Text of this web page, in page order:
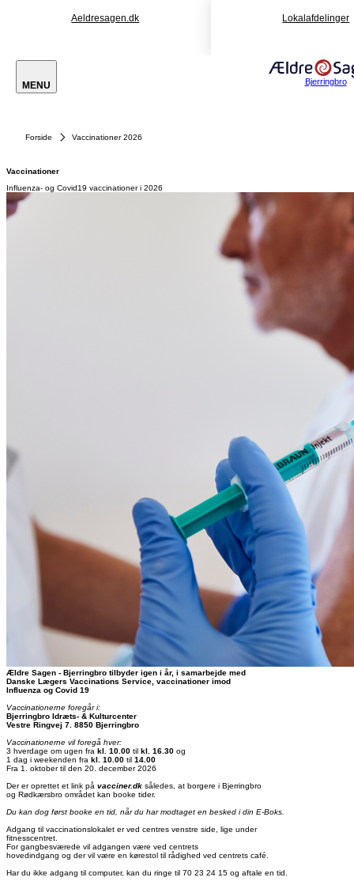
Aeldresagen.dk Lokalafdelinger
MENU Bjerringbro
Forside Vaccinationer 2026
Vaccinationer
Influenza- og Covid19 vaccinationer i 2026
Ældre Sagen - Bjerringbro tilbyder igen i år, i samarbejde med
Danske Lægers Vaccinations Service, vaccinationer imod
Influenza og Covid 19
Vaccinationerne foregår i:
Bjerringbro Idræts- & Kulturcenter
Vestre Ringvej 7. 8850 Bjerringbro
Vaccinationerne vil foregå hver:
3 hverdage om ugen fra kl. 10.00 til kl. 16.30 og
1 dag i weekenden fra kl. 10.00 til 14.00
Fra 1. oktober til den 20. december 2026
Der er oprettet et link på vacciner.dk således, at borgere i Bjerringbro
og Rødkærsbro området kan booke tider.
Du kan dog først booke en tid, når du har modtaget en besked i din E-Boks.
Adgang til vaccinationslokalet er ved centres venstre side, lige under
fitnesscentret.
For gangbesværede vil adgangen være ved centrets
hovedindgang og der vil være en kørestol til rådighed ved centrets café.
Har du ikke adgang til computer, kan du ringe til 70 23 24 15 og aftale en tid.